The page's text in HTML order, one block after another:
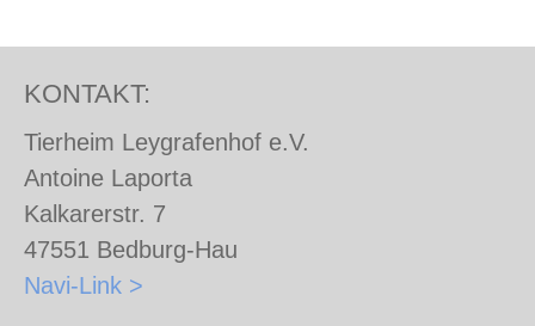
KONTAKT:
Tierheim Leygrafenhof e.V.
Antoine Laporta
Kalkarerstr. 7
47551 Bedburg-Hau
Navi-Link >